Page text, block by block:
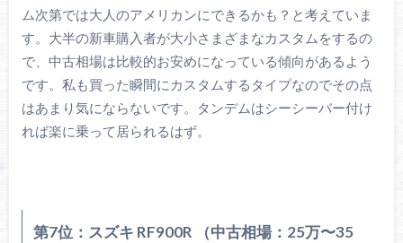
ム次第では大人のアメリカンにできるかも？と考えていま
す。大半の新車購入者が大小さまざまなカスタムをするの
で、中古相場は比較的お安めになっている傾向があるよう
です。私も買った瞬間にカスタムするタイプなのでその点
はあまり気にならないです。タンデムはシーシーバー付け
れば楽に乗って居られるはず。
第7位：スズキ RF900R （中古相場：25万〜35